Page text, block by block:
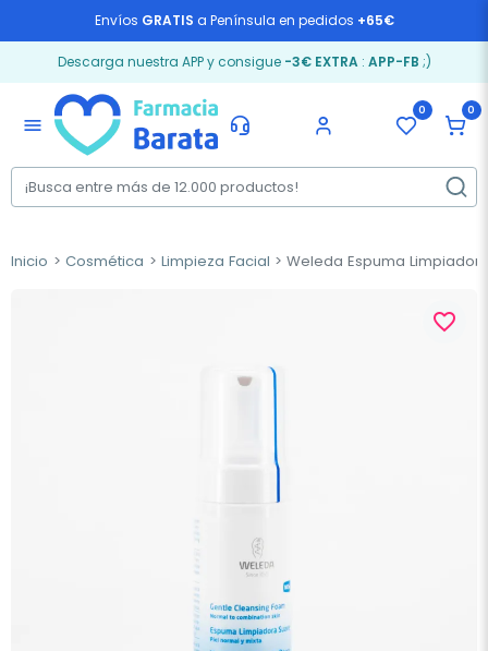
Envíos GRATIS a Península en pedidos +65€
Descarga nuestra APP y consigue -3€ EXTRA: APP-FB ;)
menu
0 0
Inicio Cosmética Limpieza Facial Weleda Espuma
favorite_border